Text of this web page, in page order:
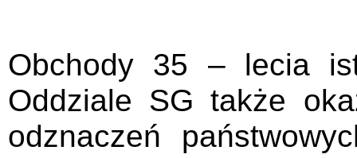
Obchody 35 – lecia
Oddziale SG także
odznaczeń